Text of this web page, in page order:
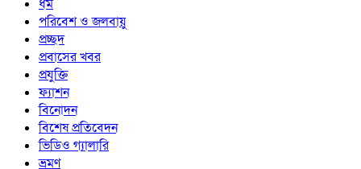
ধর্ম
পরিবেশ ও জলবায়ু
প্রচ্ছদ
প্রবাসের খবর
প্রযুক্তি
ফ্যাশন
বিনোদন
বিশেষ প্রতিবেদন
ভিডিও গ্যালারি
ভ্রমণ